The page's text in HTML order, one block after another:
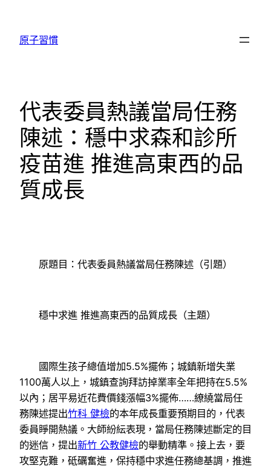
原子習慣
代表委員熱議當局任務
陳述：穩中求森和診所
疫苗進 推進高東西的品
質成長
原題目：代表委員熱議當局任務陳述（引題）
穩中求進 推進高東西的品質成長（主題）
國際生孩子總值增加5.5%擺佈；城鎮新增失業
1100萬人以上，城鎮查詢拜訪掉業率全年把持在5.5%
以內；居平易近花費價錢漲幅3%擺佈……繚繞當局任
務陳述提出竹科 健檢的本年成長重要預期目的，代表
委員睜開熱議。大師紛紜表現，當局任務陳述斷定的目
的迷信，提出新竹 公教健檢的舉動精準。接上去，要
攻堅克難，砥礪奮進，保持穩中求進任務總基調，推進